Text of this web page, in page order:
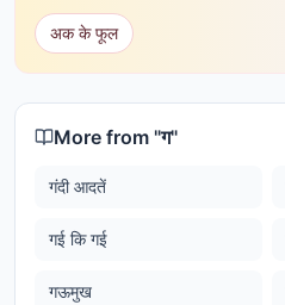
अक के फूल
More from "ग"
गंदी आदतें
गई कि गई
गऊमुख